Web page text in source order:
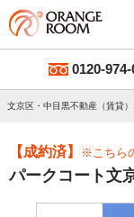
0120-974-
文京区・中目黒不動産（賃貸
【成約済】 ※こちら
パークコート